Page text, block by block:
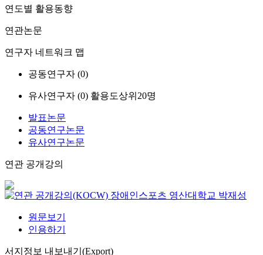
연도별 활용동향
연관논문
연구자 네트워크 맵
공동연구자 (0)
유사연구자 (0) 활용도상위20명
발표논문
공동연구논문
유사연구논문
연관 공개강의
장애인스포츠 영산대학교 박재성
원문보기
인용하기
서지정보 내보내기(Export)